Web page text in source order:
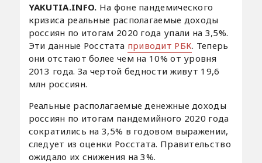
YAKUTIA.INFO. На фоне пандемического
кризиса реальные располагаемые доходы
россиян по итогам 2020 года упали на 3,5%.
Эти данные Росстата приводит РБК. Теперь
они отстают более чем на 10% от уровня
2013 года. За чертой бедности живут 19,6
млн россиян.
Реальные располагаемые денежные доходы
россиян по итогам пандемийного 2020 года
сократились на 3,5% в годовом выражении,
следует из оценки Росстата. Правительство
ожидало их снижения на 3%.